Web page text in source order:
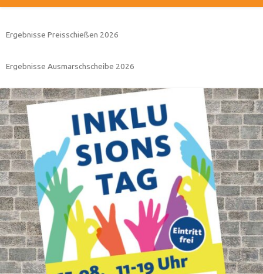
Ergebnisse Preisschießen 2026
Ergebnisse Ausmarschscheibe 2026